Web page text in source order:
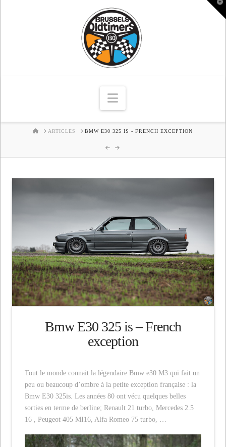
Navigation
HOMEARTICLES BMW E30 325 IS - FRENCH EXCEPTION
Bmw E30 325 is – French
exception
Tout le monde connait la légendaire Bmw e30 M3 qui fait un
peu ou beaucoup d’ombre à la petite exception française : la
Bmw E30 325is. Les années 80 ont vécu quelques belles
sorties en terme de berline; Renault 21 turbo, Mercedes 2.5
16 , Peugeot 405 MI16, Alfa Romeo 75 turbo, …